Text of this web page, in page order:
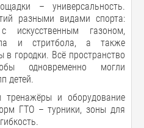
– универсальность.
разными видами спорта:
искусственным газоном,
и стритбола, а также
в городки. Всё пространство
одновременно могли
детей.
тренажёры и оборудование
ГТО – турники, зоны для